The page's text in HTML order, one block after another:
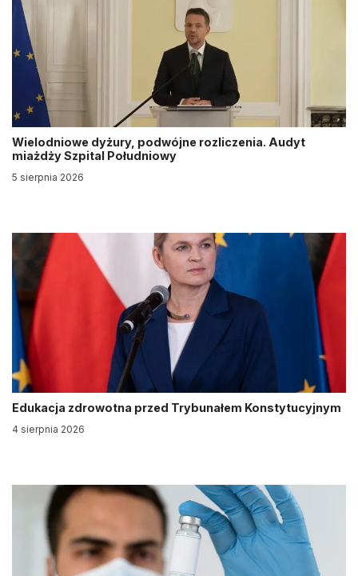
Wielodniowe dyżury, podwójne rozliczenia. Audyt
miażdży Szpital Południowy
5 sierpnia 2026
Edukacja zdrowotna przed Trybunałem Konstytucyjnym
4 sierpnia 2026